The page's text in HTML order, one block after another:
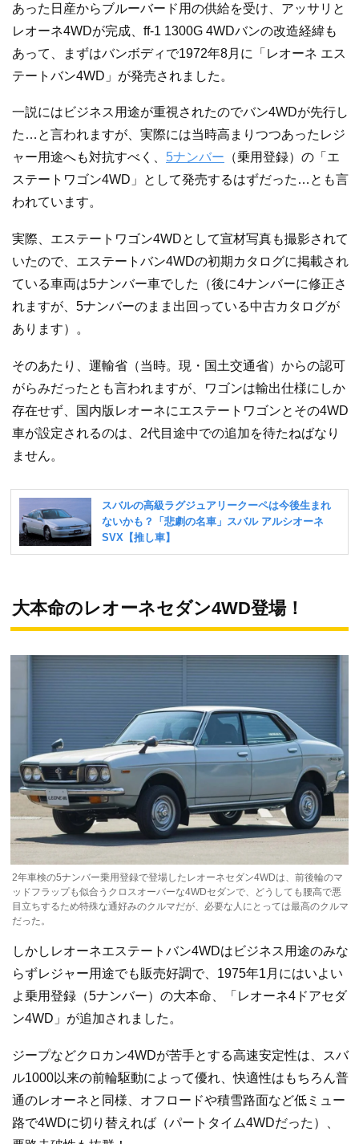
あった日産からブルーバード用の供給を受け、アッサリと
レオーネ4WDが完成、ff-1 1300G 4WDバンの改造経緯も
あって、まずはバンボディで1972年8月に「レオーネ エス
テートバン4WD」が発売されました。
一説にはビジネス用途が重視されたのでバン4WDが先行し
た…と言われますが、実際には当時高まりつつあったレジ
ャー用途へも対抗すべく、 5ナンバー （乗用登録）の「エ
ステートワゴン4WD」として発売するはずだった…とも言
われています。
実際、エステートワゴン4WDとして宣材写真も撮影されて
いたので、エステートバン4WDの初期カタログに掲載され
ている車両は5ナンバー車でした（後に4ナンバーに修正さ
れますが、5ナンバーのまま出回っている中古カタログが
あります）。
そのあたり、運輸省（当時。現・国土交通省）からの認可
がらみだったとも言われますが、ワゴンは輸出仕様にしか
存在せず、国内版レオーネにエステートワゴンとその4WD
車が設定されるのは、2代目途中での追加を待たねばなり
ません。
大本命のレオーネセダン4WD登場！
2年車検の5ナンバー乗用登録で登場したレオーネセダン4WDは、前後輪のマ
ッドフラップも似合うクロスオーバーな4WDセダンで、どうしても腰高で悪
目立ちするため特殊な通好みのクルマだが、必要な人にとっては最高のクルマ
だった。
しかしレオーネエステートバン4WDはビジネス用途のみな
らずレジャー用途でも販売好調で、1975年1月にはいよい
よ乗用登録（5ナンバー）の大本命、「レオーネ4ドアセダ
ン4WD」が追加されました。
ジープなどクロカン4WDが苦手とする高速安定性は、スバ
ル1000以来の前輪駆動によって優れ、快適性はもちろん普
通のレオーネと同様、オフロードや積雪路面など低ミュー
路で4WDに切り替えれば（パートタイム4WDだった）、